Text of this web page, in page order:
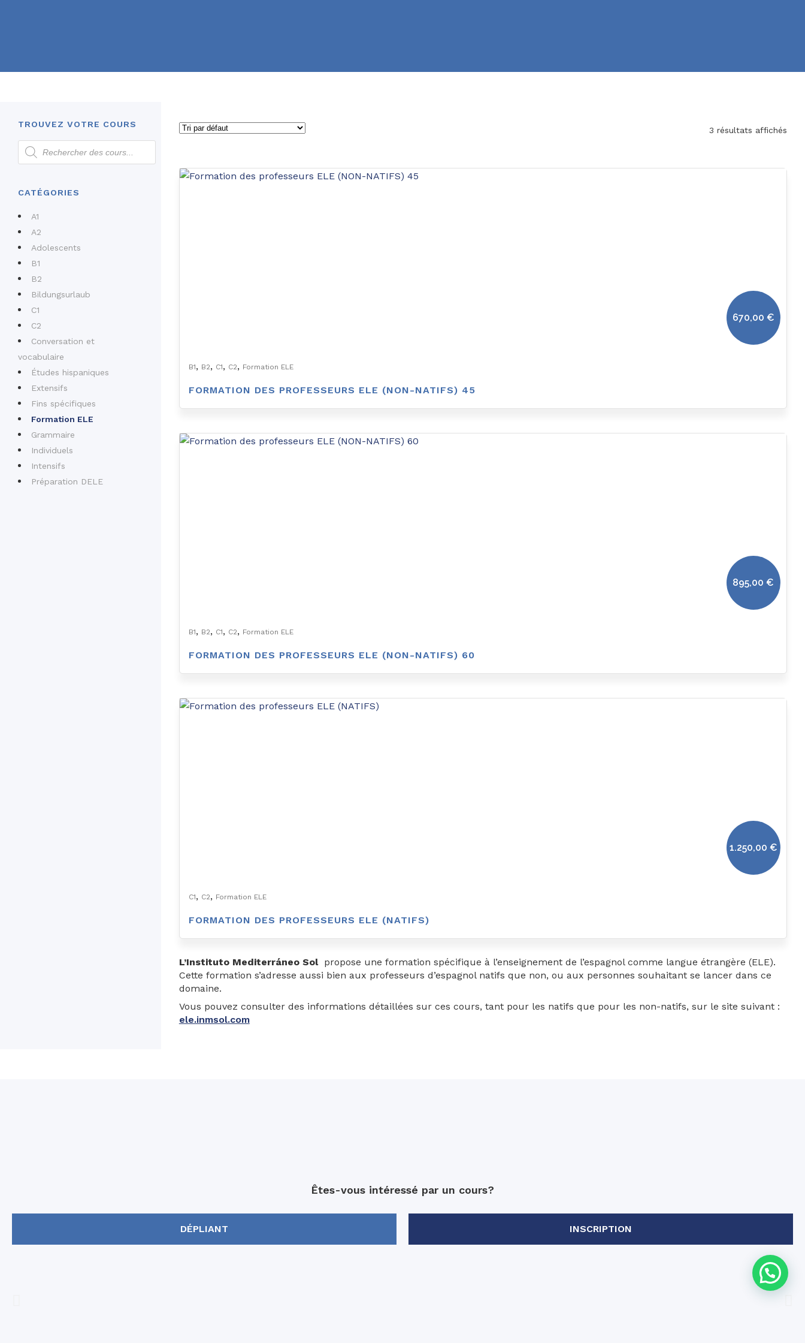
TROUVEZ VOTRE COURS
CATÉGORIES
A1
A2
Adolescents
B1
B2
Bildungsurlaub
C1
C2
Conversation et
vocabulaire
Études hispaniques
Extensifs
Fins spécifiques
Formation ELE
Grammaire
Individuels
Intensifs
Préparation DELE
3 résultats affichés
B1, B2, C1, C2, Formation ELE
FORMATION DES PROFESSEURS ELE (NON-NATIFS) 45
670,00 €
B1, B2, C1, C2, Formation ELE
FORMATION DES PROFESSEURS ELE (NON-NATIFS) 60
895,00€
C1, C2, Formation ELE
FORMATION DES PROFESSEURS ELE (NATIFS)
1.250,00 €
L’Instituto Mediterráneo Sol propose une formation spécifique à l’enseignement de l’espagnol comme langue étrangère (ELE).
Cette formation s’adresse aussi bien aux professeurs d’espagnol natifs que non, ou aux personnes souhaitant se lancer dans ce
domaine.
Vous pouvez consulter des informations détaillées sur ces cours, tant pour les natifs que pour les non-natifs, sur le site suivant :
ele.inmsol.com
Êtes-vous intéressé par un cours?
DÉPLIANT INSCRIPTION